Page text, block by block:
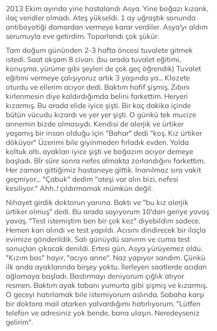
2013 Ekim ayında yine hastalandı Asya. Yine boğazı kızarık,
ilaç veridler olmadı. Ateş yükseldi. 1 ay uğraştık sonunda
antiboyotiği damardan vermeye karar verdiler. Asya'yı aldım
serumuyla eve getirdim. Toparlandı çok şükür.
Tam doğum gününden 2-3 hafta öncesi tuvalete gitmek
istedi. Saat akşam 8 civarı. (bu arada tuvalet eğitimi,
konuşma, yürüme gibi şeyleri de çok geç öğrendik) Tuvalet
eğitimi vermeye çalışıyoruz artık 3 yaşında ya... Klozete
oturdu ve ellerim acıyor dedi. Baktım hafif şişmiş. Zıbını
kirlenmesin diye kaldırdığımda belini farkettim. Heryeri
kızarmış. Bu arada elide iyice şişti. Bir kaç dakika içinde
bütün vücudu kızardı ve yer yer şişti. O günkü tek mucize
annemin bizde olmasıydı. Kendisi de alerjik ve ürtiker
yaşamış bir insan olduğu için "Bahar" dedi "koş. Kız ürtiker
döküyor" Üzerimi bile giyinmeden fırladık evden. Yolda
koltuk altı, ayakları iyice şişti ve boğazım acıyor demeye
başladı. Bİr süre sonra nefes almakta zorlandığını farkettim.
Her zaman gittiğimiz hastaneye gittik. İnanılmaz sıra vakit
geçmiyor... "Çabuk" dedim "ateşi var alın bizi, nefesi
kesiliyor." Ahh..! çıldırmamak mümkün değil.
Nihayet girdik doktorun yanına. Baktı ve "bu kız alerjik
ürtiker olmuş" dedi. Bu arada sayıyorum 10'dan geriye yavaş
yavaş. "Test istemiştim ben bir çok kez" diyebildim sadece.
Hemen kan alındı ve test yapıldı. Acısını dindirecek bir ilaçla
evimize gönderildik. Salı günüydü sanırım ve cuma test
sonuçları çıkacak denildi. Ertesi gün, Asya yürüyemez oldu.
"Kızım bas" hayır, "acıyo anne". Naz yapıyor sandım. Çünkü
ilk anda ayaklarında birşey yoktu. İlerleyen saatlerde acıdan
ağlamaya başladı. Bastırmayı deniyorum çığlık atıyor
resmen. Baktım ayak tabanı yumurta gibi şişmiş ve kızarmış.
O geceyi hatırlamak bile istemiyorum aslında. Sabaha karşı
bir doktora mail atarken yalvardığımı hatırlıyorum, "Lütfen
telefon ve adresiniz yok bende, bana ulaşın. Neredeyseniz
gelirim".